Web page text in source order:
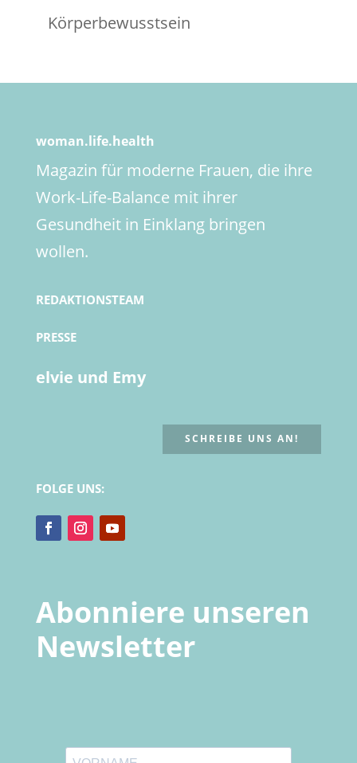
Körperbewusstsein
woman.life.health
Magazin für moderne Frauen, die ihre
Work-Life-Balance mit ihrer
Gesundheit in Einklang bringen
wollen.
REDAKTIONSTEAM
PRESSE
elvie und Emy
SCHREIBE UNS AN!
FOLGE UNS:
Abonniere unseren
Newsletter